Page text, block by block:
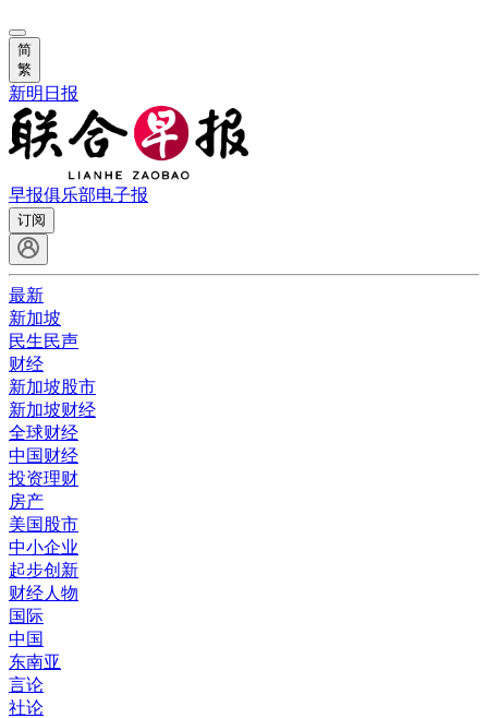
简
繁
新明日报
早报俱乐部电子报
订阅
最新
新加坡
民生民声
财经
新加坡股市
新加坡财经
全球财经
中国财经
投资理财
房产
美国股市
中小企业
起步创新
财经人物
国际
中国
东南亚
言论
社论